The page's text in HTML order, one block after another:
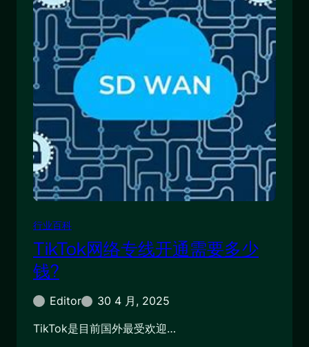
行业百科
TikTok网络专线开通需要多少
钱?
Editor
30 4 月, 2025
TikTok是目前国外最受欢迎…